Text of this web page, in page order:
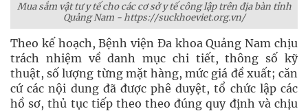
Mua sắm vật tư y tế cho các cơ sở y tế công lập trên địa bàn tỉnh
Quảng Nam - https://suckhoeviet.org.vn/
Theo kế hoạch, Bệnh viện Đa khoa Quảng Nam chịu
trách nhiệm về danh mục chi tiết, thông số kỹ
thuật, số lượng từng mặt hàng, mức giá đề xuất; căn
cứ các nội dung đã được phê duyệt, tổ chức lập các
hồ sơ, thủ tục tiếp theo theo đúng quy định và chịu